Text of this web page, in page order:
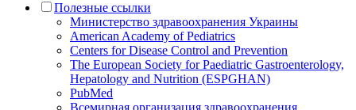
Полезные ссылки
Министерство здравоохранения Украины
American Academy of Pediatrics
Centers for Disease Control and Prevention
The European Society for Paediatric Gastroenterology,
Hepatology and Nutrition (ESPGHAN)
PubMed
Всемирная организация здравоохранения